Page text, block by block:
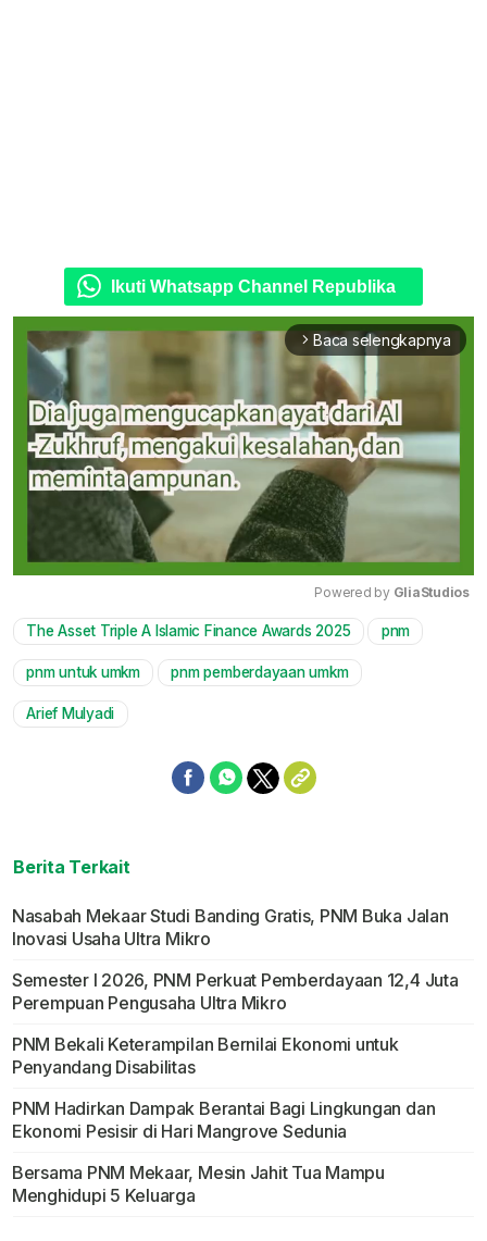
Ikuti Whatsapp Channel Republika
arrow_forward_ios Baca selengkapnya
Mute
Powered by GliaStudios
The Asset Triple A Islamic Finance Awards 2025 pnm
pnm untuk umkm pnm pemberdayaan umkm
Arief Mulyadi
Berita Terkait
Nasabah Mekaar Studi Banding Gratis, PNM Buka Jalan
Inovasi Usaha Ultra Mikro
Semester I 2026, PNM Perkuat Pemberdayaan 12,4 Juta
Perempuan Pengusaha Ultra Mikro
PNM Bekali Keterampilan Bernilai Ekonomi untuk
Penyandang Disabilitas
PNM Hadirkan Dampak Berantai Bagi Lingkungan dan
Ekonomi Pesisir di Hari Mangrove Sedunia
Bersama PNM Mekaar, Mesin Jahit Tua Mampu
Menghidupi 5 Keluarga